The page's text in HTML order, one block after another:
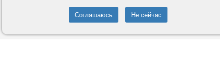
Форумы